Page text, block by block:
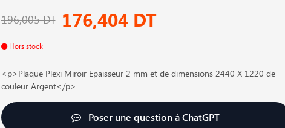
196,005 DT 176,404 DT
Hors stock
<p>Plaque Plexi Miroir Epaisseur 2 mm et de dimensions 2440 X 1220 de
couleur Argent</p>
Poser une question à ChatGPT